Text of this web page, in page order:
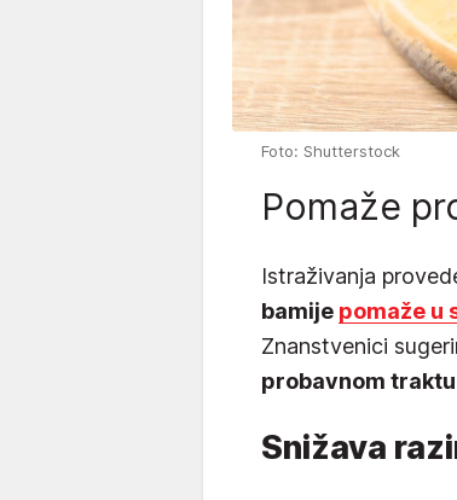
Foto: Shutterstock
Pomaže
Istraživanja
bamije pomaže u
Znanstvenici
probavnom traktu
Snižava